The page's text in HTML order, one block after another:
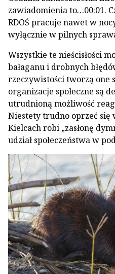
zawiadomienia to…00:01.
RDOŚ pracuje nawet w
wyłącznie w pilnych
Wszystkie te nieścisłości
bałaganu i drobnych
rzeczywistości tworzą one
organizacje społeczne są
utrudnioną możliwość
Niestety trudno oprzeć się
Kielcach robi „zasłonę
udział społeczeństwa w